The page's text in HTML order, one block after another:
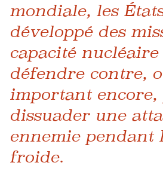
mondiale, les
développé des
capacité
défendre contre,
important encore,
dissuader une
ennemie pendant
froide.